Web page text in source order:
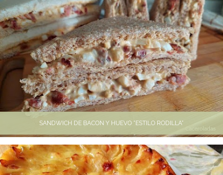
SANDWICH DE BACON Y HUEVO "ESTILO RODILLA"